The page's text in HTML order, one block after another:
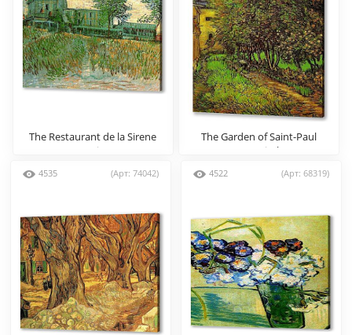
The Restaurant de la Sirene
at Asnieres
The Garden of Saint-Paul
Hospital
4535 (Арт: 74042) 4522 (Арт: 68319)